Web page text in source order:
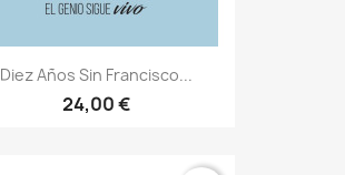
Diez Años Sin Francisco...
24,00 €